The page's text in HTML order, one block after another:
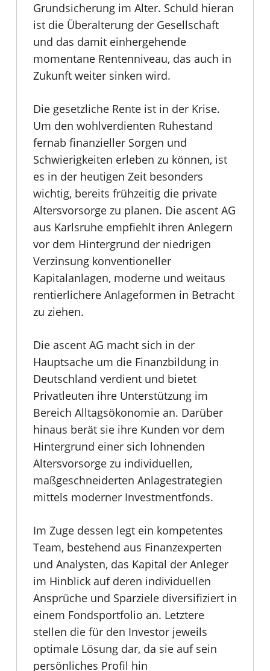
Grundsicherung im Alter. Schuld hieran
ist die Überalterung der Gesellschaft
und das damit einhergehende
momentane Rentenniveau, das auch in
Zukunft weiter sinken wird.
Die gesetzliche Rente ist in der Krise.
Um den wohlverdienten Ruhestand
fernab finanzieller Sorgen und
Schwierigkeiten erleben zu können, ist
es in der heutigen Zeit besonders
wichtig, bereits frühzeitig die private
Altersvorsorge zu planen. Die ascent AG
aus Karlsruhe empfiehlt ihren Anlegern
vor dem Hintergrund der niedrigen
Verzinsung konventioneller
Kapitalanlagen, moderne und weitaus
rentierlichere Anlageformen in Betracht
zu ziehen.
Die ascent AG macht sich in der
Hauptsache um die Finanzbildung in
Deutschland verdient und bietet
Privatleuten ihre Unterstützung im
Bereich Alltagsökonomie an. Darüber
hinaus berät sie ihre Kunden vor dem
Hintergrund einer sich lohnenden
Altersvorsorge zu individuellen,
maßgeschneiderten Anlagestrategien
mittels moderner Investmentfonds.
Im Zuge dessen legt ein kompetentes
Team, bestehend aus Finanzexperten
und Analysten, das Kapital der Anleger
im Hinblick auf deren individuellen
Ansprüche und Sparziele diversifiziert in
einem Fondsportfolio an. Letztere
stellen die für den Investor jeweils
optimale Lösung dar, da sie auf sein
persönliches Profil hin